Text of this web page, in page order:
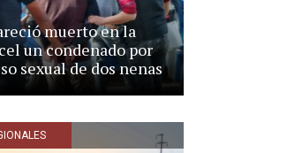
muerto en la
un condenado por
sexual de dos nenas